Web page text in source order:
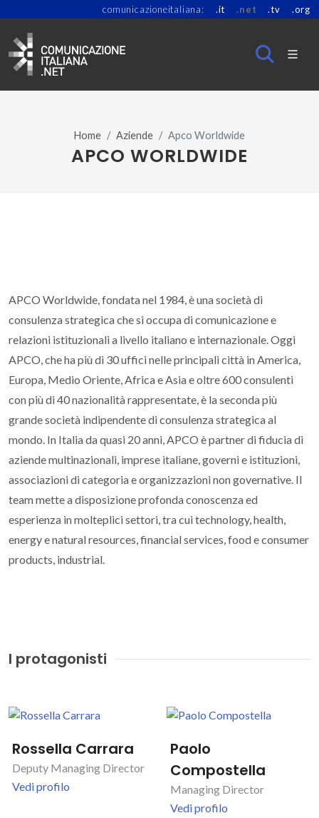
comunicazioneitaliana: .it .net .tv .org
Home Aziende Apco Worldwide
APCO WORLDWIDE
APCO Worldwide, fondata nel 1984, è una società di
consulenza strategica che si occupa di comunicazione e
relazioni istituzionali a livello italiano e internazionale. Oggi
APCO, che ha più di 30 uffici nelle principali città in America,
Europa, Medio Oriente, Africa e Asia e oltre 600 consulenti
con più di 40 nazionalità rappresentate, è la seconda più
grande società indipendente di consulenza strategica al
mondo. In Italia da quasi 20 anni, APCO è partner di fiducia di
aziende multinazionali, imprese italiane, governi e istituzioni,
associazioni di categoria e organizzazioni non governative. Il
team mette a disposizione profonda conoscenza ed
esperienza in molteplici settori, tra cui technology, health,
energy e natural resources, financial services, food e consumer
products, industrial.
I protagonisti
Rossella Carrara
Deputy Managing Director
Vedi profilo
Paolo
Compostella
Managing Director
Vedi profilo